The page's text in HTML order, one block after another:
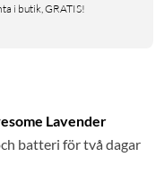
i butik, GRATIS!
Lavender
batteri för två dagar